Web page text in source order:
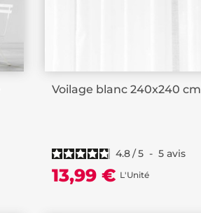
Voilage blanc 240x240 cm
4.8/5 - 5 avis
13,99 € L'Unité